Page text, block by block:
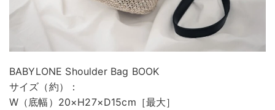
BABYLONE Shoulder Bag BOOK
サイズ（約）：
W（底幅）20×H27×D15cm［最大］